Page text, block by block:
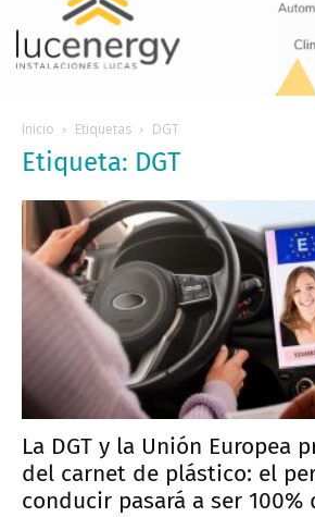
Inicio Etiquetas DGT
Etiqueta: DGT
La DGT y la Unión Europea
del carnet de plástico: el
conducir pasará a ser